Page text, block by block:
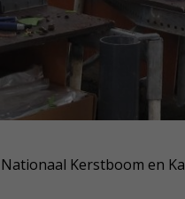
Kerstboom en